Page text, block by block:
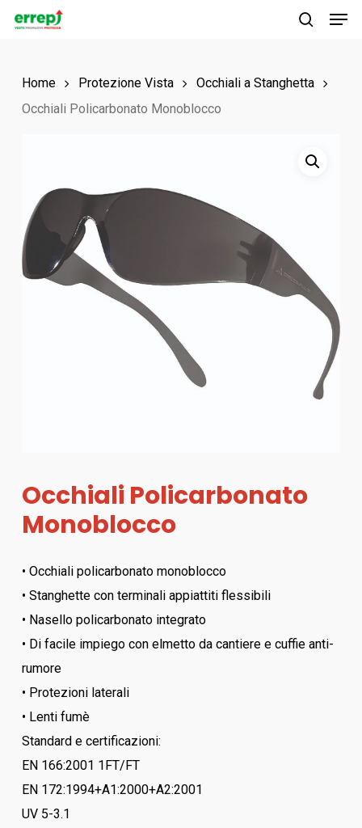
Skip
contentHome Protezione Vista
Occhiali a Stanghetta
Occhiali Policarbonato Monoblocco
Occhiali Policarbonato
Monoblocco
• Occhiali policarbonato monoblocco
• Stanghette con terminali appiattiti flessibili
• Nasello policarbonato integrato
• Di facile impiego con elmetto da cantiere e cuffie anti-
rumore
• Protezioni laterali
• Lenti fumè
Standard e certificazioni:
EN 166:2001 1FT/FT
EN 172:1994+A1:2000+A2:2001
UV 5-3.1